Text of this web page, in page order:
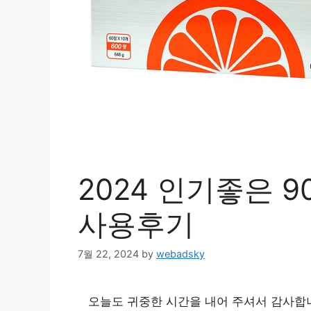
2024 인기좋은
사용후기
7월 22, 2024 by webadsky
오늘도 귀중한 시간을 내어 주셔서 감사합